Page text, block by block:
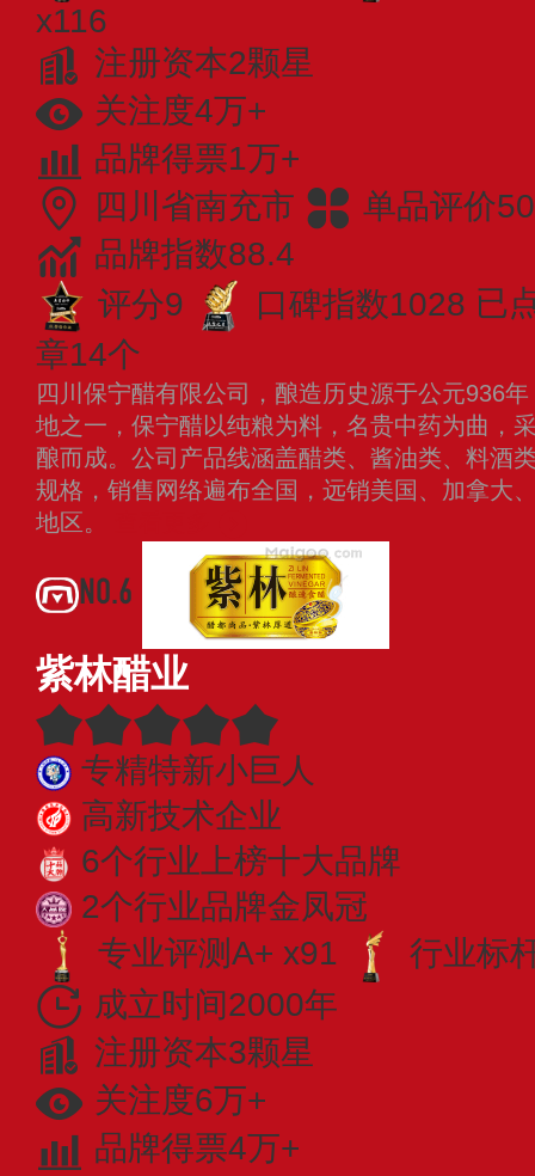
x116
注册资本2颗星
关注度4万+
品牌得票1万+
四川省南充市
单品评价
品牌指数88.4
评分9
口碑指数1028 已
章14个
四川保宁醋有限公司，酿造历史源于公元936
地之一，保宁醋以纯粮为料，名贵中药为曲，
酿而成。公司产品线涵盖醋类、酱油类、料酒
规格，销售网络遍布全国，远销美国、加拿大
地区。
NO.6
紫林醋业
专精特新小巨人
高新技术企业
6个行业上榜十大品牌
2个行业品牌金凤冠
专业评测A+ x91
行业标
成立时间2000年
注册资本3颗星
关注度6万+
品牌得票4万+